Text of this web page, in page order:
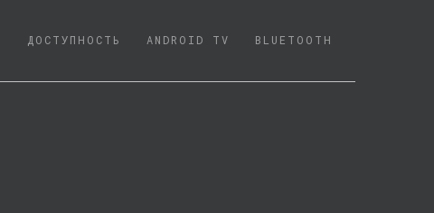
ДОСТУПНОСТЬ ANDROID TV BLUETOOTH